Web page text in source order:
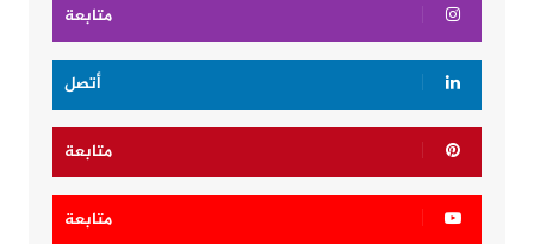
متابعة
أتصل
متابعة
متابعة